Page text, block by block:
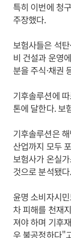
특히 이번에 청
주장했다.
보험사들은 석
비 건설과 운영
분을 주식·채권
기후솔루션에
톤에 달한다. 보
기후솔루션은
산업까지 모두
보험사가 온실
것으로 분석됐다.
윤명 소비자시
차 피해를 천재
져야 하며 기후
우 불공정하다"